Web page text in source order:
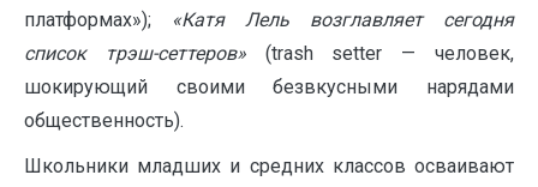
платформах»); «Катя Лель возглавляет сегодня
список трэш-сеттеров» (trash setter — человек,
шокирующий своими безвкусными нарядами
общественность).
Школьники младших и средних классов осваивают